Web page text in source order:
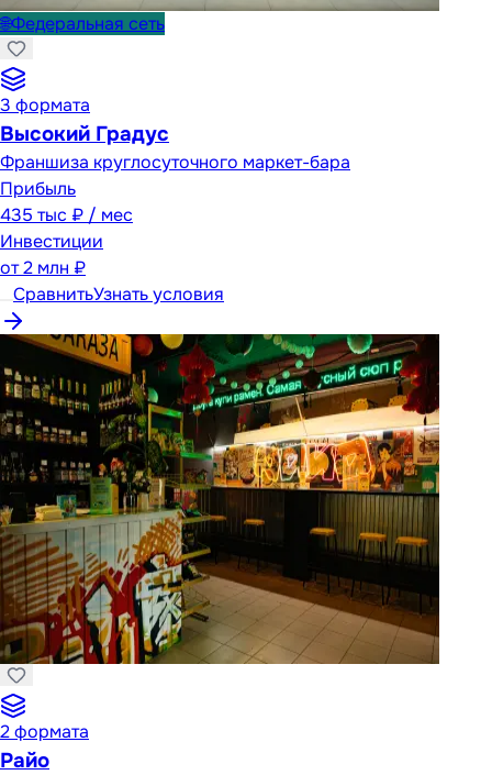
🌐Федеральная сеть
3 формата
Высокий Градус
Франшиза круглосуточного маркет-бара
Прибыль
435 тыс ₽ / мес
Инвестиции
от2 млн ₽
СравнитьУзнать условия
2формата
Райо